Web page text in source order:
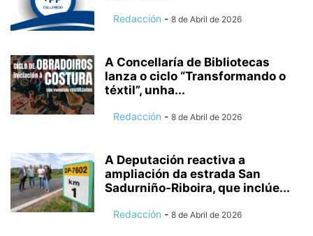
Redacción - 8 de Abril de 2026
A Concellaría de Bibliotecas
lanza o ciclo “Transformando o
téxtil”, unha...
Redacción - 8 de Abril de 2026
A Deputación reactiva a
ampliación da estrada San
Sadurniño-Riboira, que inclúe...
Redacción - 8 de Abril de 2026